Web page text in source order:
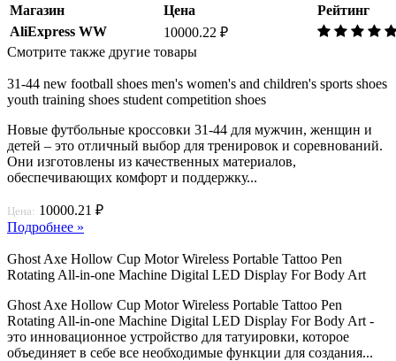
Магазин
Цена
Рейтинг
AliExpress WW
10000.22 ₽
Смотрите также другие товары
31-44 new football shoes men's women's and children's sports shoes
youth training shoes student competition shoes
Новые футбольные кроссовки 31-44 для мужчин, женщин и
детей – это отличный выбор для тренировок и соревнований.
Они изготовлены из качественных материалов,
обеспечивающих комфорт и поддержку...
Цена: 10000.21 ₽
Подробнее »
Ghost Axe Hollow Cup Motor Wireless Portable Tattoo Pen
Rotating All-in-one Machine Digital LED Display For Body Art
Ghost Axe Hollow Cup Motor Wireless Portable Tattoo Pen
Rotating All-in-one Machine Digital LED Display For Body Art -
это инновационное устройство для татуировки, которое
объединяет в себе все необходимые функции для создания...